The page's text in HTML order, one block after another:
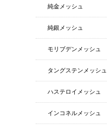
純金メッシュ
純銀メッシュ
モリブデンメッシュ
タングステンメッシュ
ハステロイメッシュ
インコネルメッシュ